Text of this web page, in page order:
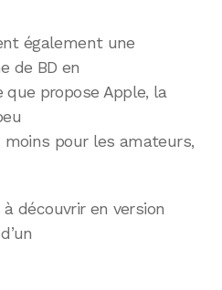
également une
de BD en
que propose Apple, la
pour les amateurs,
découvrir en version